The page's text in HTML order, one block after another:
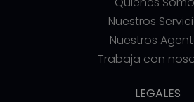
Nuestros
Nuestros
Trabaja con
LEGALES